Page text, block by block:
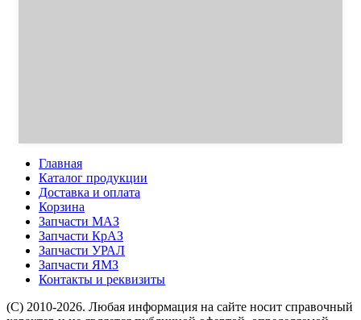
Главная
Каталог продукции
Доставка и оплата
Корзина
Запчасти МАЗ
Запчасти КрАЗ
Запчасти УРАЛ
Запчасти ЯМЗ
Контакты и реквизиты
(C) 2010-2026. Любая информация на сайте носит справочный